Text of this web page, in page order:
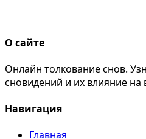
О сайте
Онлайн толкование снов.
сновидений и их влияние на
Навигация
Главная